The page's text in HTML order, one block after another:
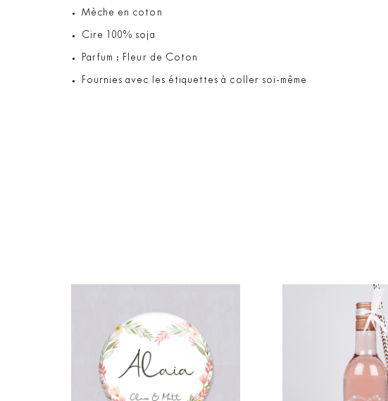
Mèche en coton
Cire 100% soja
Parfum : Fleur de Coton
Fournies avec les étiquettes à coller soi-même